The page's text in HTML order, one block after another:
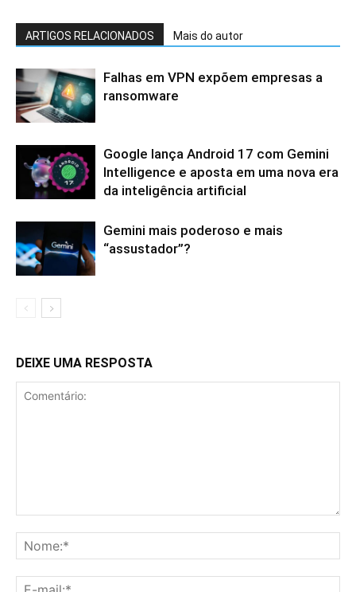
ARTIGOS RELACIONADOS Mais do autor
Falhas em VPN expõem empresas a
ransomware
Google lança Android 17 com Gemini
Intelligence e aposta em uma nova era
da inteligência artificial
Gemini mais poderoso e mais
“assustador”?
DEIXE UMA RESPOSTA